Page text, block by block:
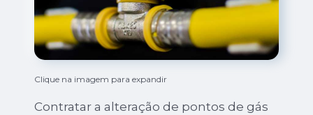
Clique na imagem para expandir
Contratar a alteração de pontos de gás